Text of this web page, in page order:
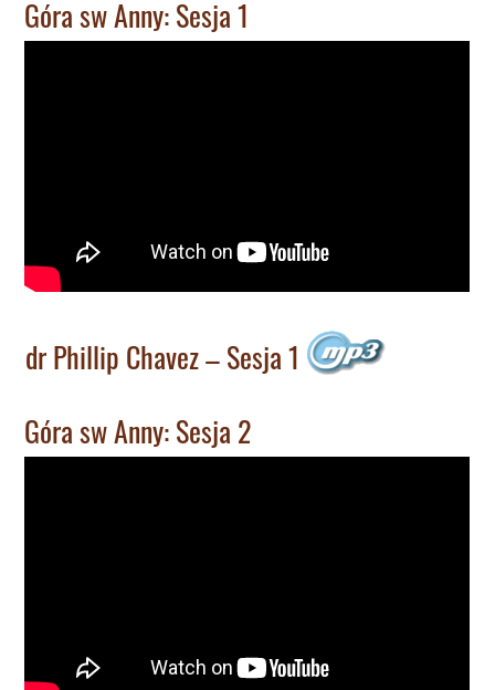
Góra sw Anny: Sesja 1
dr Phillip Chavez – Sesja 1
Góra sw Anny: Sesja 2